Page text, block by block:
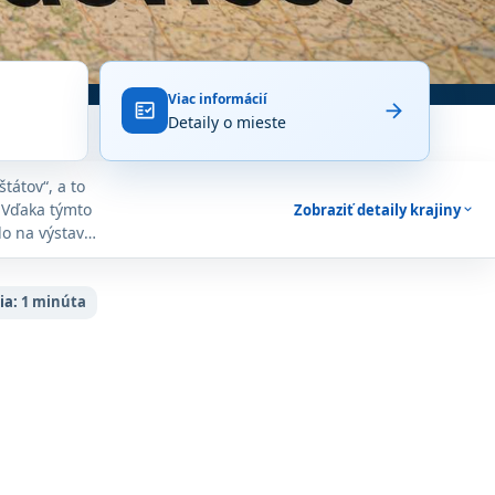
fact_check Viac informácií
Detaily o mieste arrow_forward
a to
týmto
na výstavné
nájdu medzi
ALZhiR,
Zobraziť detaily krajinyexpand_more
1 minúta